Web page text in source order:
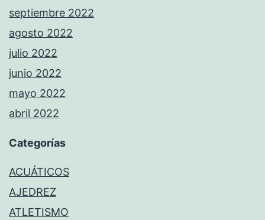
septiembre 2022
agosto 2022
julio 2022
junio 2022
mayo 2022
abril 2022
Categorías
ACUÁTICOS
AJEDREZ
ATLETISMO